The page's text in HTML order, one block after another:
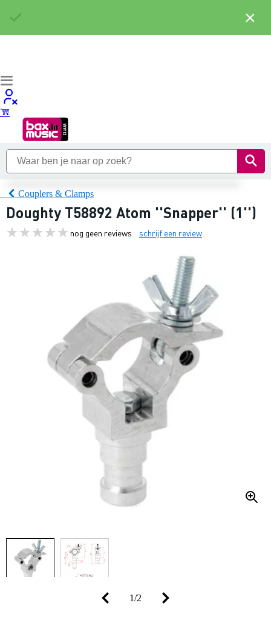
Couplers & Clamps
Doughty T58892 Atom ''Snapper'' (1'')
nog geen reviews schrijf een review
1/2
×